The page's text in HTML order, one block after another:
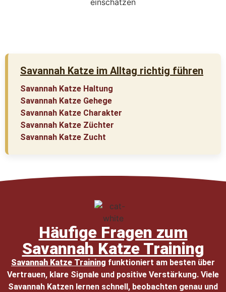
Savannah Katze im Alltag richtig führen
Savannah Katze Haltung
Savannah Katze Gehege
Savannah Katze Charakter
Savannah Katze Züchter
Savannah Katze Zucht
Häufige Fragen zum
Savannah Katze Training
Savannah Katze Training funktioniert am besten über
Vertrauen, klare Signale und positive Verstärkung. Viele
Savannah Katzen lernen schnell, beobachten genau und